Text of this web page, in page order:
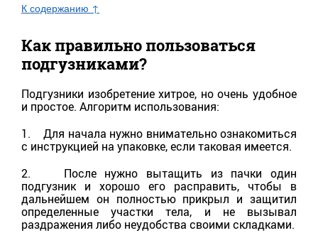
К содержанию ↑
Как правильно пользоваться
подгузниками?
Подгузники изобретение хитрое, но очень удобное
и простое. Алгоритм использования:
1. Для начала нужно внимательно ознакомиться
с инструкцией на упаковке, если таковая имеется.
2. После нужно вытащить из пачки один
подгузник и хорошо его расправить, чтобы в
дальнейшем он полностью прикрыл и защитил
определенные участки тела, и не вызывал
раздражения либо неудобства своими складками.